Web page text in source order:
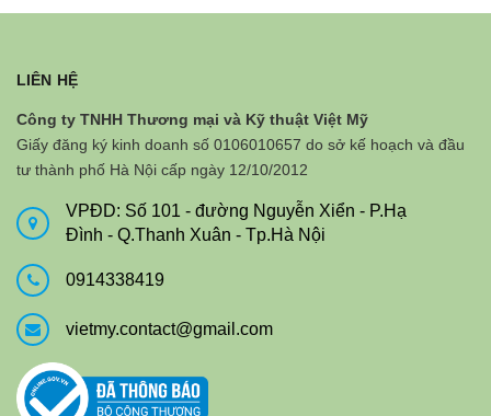
LIÊN HỆ
Công ty TNHH Thương mại và Kỹ thuật Việt Mỹ
Giấy đăng ký kinh doanh số 0106010657 do sở kế hoạch và đầu
tư thành phố Hà Nội cấp ngày 12/10/2012
VPĐD: Số 101 - đường Nguyễn Xiển - P.Hạ
Đình - Q.Thanh Xuân - Tp.Hà Nội
0914338419
vietmy.contact@gmail.com